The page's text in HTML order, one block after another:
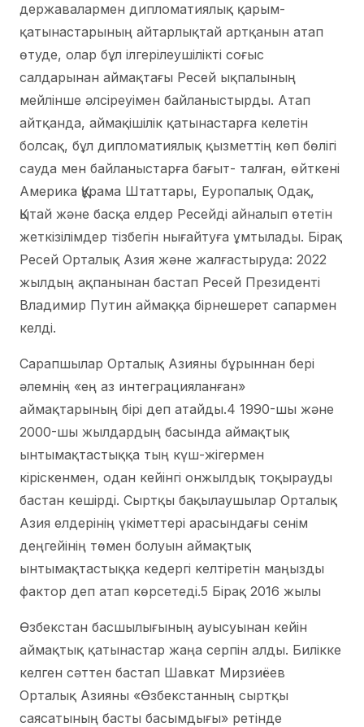
державалармен дипломатиялық қарым-
қатынастарының айтарлықтай артқанын атап
өтуде, олар бұл ілгерілеушілікті соғыс
салдарынан аймақтағы Ресей ықпалының
мейлінше әлсіреуімен байланыстырды. Атап
айтқанда, аймақішілік қатынастарға келетін
болсақ, бұл дипломатиялық қызметтің көп бөлігі
сауда мен байланыстарға бағыт- талған, өйткені
Америка Құрама Штаттары, Еуропалық Одақ,
Қытай және басқа елдер Ресейді айналып өтетін
жеткізілімдер тізбегін нығайтуға ұмтылады. Бірақ
Ресей Орталық Азия және жалғастыруда: 2022
жылдың ақпанынан бастап Ресей Президенті
Владимир Путин аймаққа бірнешерет сапармен
келді.
Сарапшылар Орталық Азияны бұрыннан бері
әлемнің «ең аз интеграцияланған»
аймақтарының бірі деп атайды.4 1990-шы және
2000-шы жылдардың басында аймақтық
ынтымақтастыққа тың күш-жігермен
кіріскенмен, одан кейінгі онжылдық тоқырауды
бастан кешірді. Сыртқы бақылаушылар Орталық
Азия елдерінің үкіметтері арасындағы сенім
деңгейінің төмен болуын аймақтық
ынтымақтастыққа кедергі келтіретін маңызды
фактор деп атап көрсетеді.5 Бірақ 2016 жылы
Өзбекстан басшылығының ауысуынан кейін
аймақтық қатынастар жаңа серпін алды. Билікке
келген сәттен бастап Шавкат Мирзиёев
Орталық Азияны «Өзбекстанның сыртқы
саясатының басты басымдығы» ретінде